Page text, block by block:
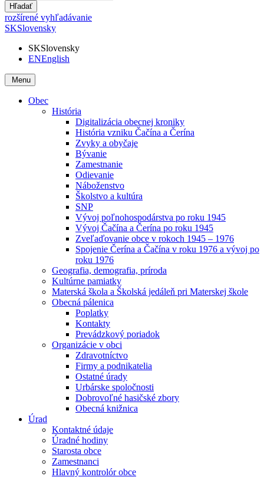
Hľadať
rozšírené vyhľadávanie
SKSlovensky
SKSlovensky
ENEnglish
Menu
Obec
História
Digitalizácia obecnej kroniky
História vzniku Čačína a Čerína
Zvyky a obyčaje
Bývanie
Zamestnanie
Odievanie
Náboženstvo
Školstvo a kultúra
SNP
Vývoj poľnohospodárstva po roku 1945
Vývoj Čačína a Čerína po roku 1945
Zveľaďovanie obce v rokoch 1945 – 1976
Spojenie Čerína a Čačína v roku 1976 a vývoj po
roku 1976
Geografia, demografia, príroda
Kultúrne pamiatky
Materská škola a Školská jedáleň pri Materskej škole
Obecná pálenica
Poplatky
Kontakty
Prevádzkový poriadok
Organizácie v obci
Zdravotníctvo
Firmy a podnikatelia
Ostatné úrady
Urbárske spoločnosti
Dobrovoľné hasičské zbory
Obecná knižnica
Úrad
Kontaktné údaje
Úradné hodiny
Starosta obce
Zamestnanci
Hlavný kontrolór obce